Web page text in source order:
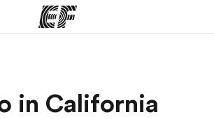
in California